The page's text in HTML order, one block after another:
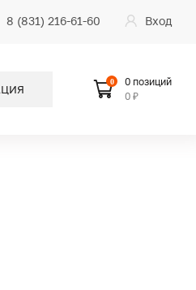
8 (831) 216-61-60 Вход
0
0 позиций
0 ₽